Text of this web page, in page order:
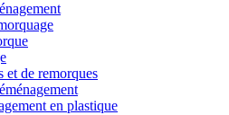
et de remorques
en plastique